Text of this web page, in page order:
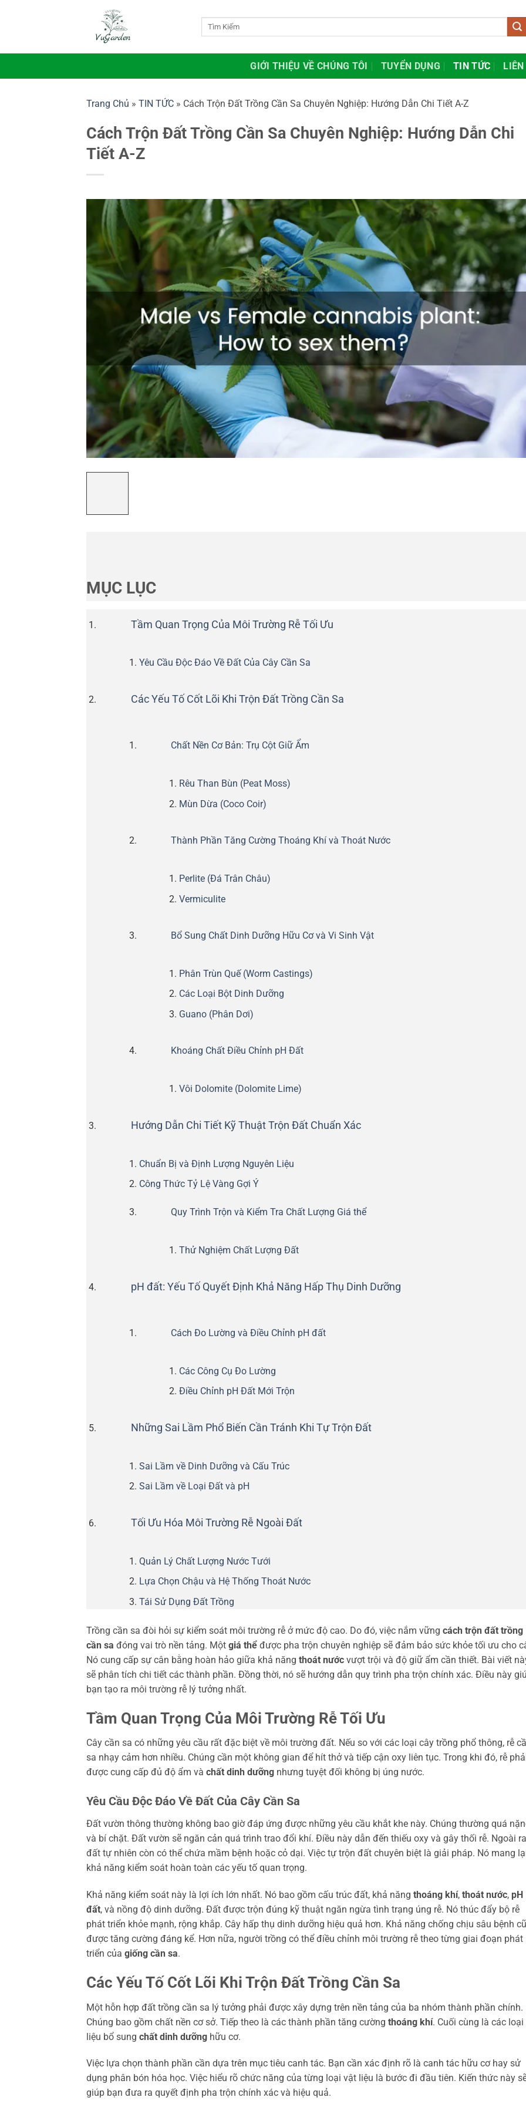
dung
GIỚI THIỆU VỀ CHÚNG TÔI TUYỂN DỤNG TIN TỨC LIÊN
Trang Chủ » TIN TỨC » Cách Trộn Đất Trồng Cần Sa Chuyên Nghiệp: Hướng Dẫn Chi Tiết A-Z
Cách Trộn Đất Trồng Cần Sa Chuyên Nghiệp: Hướng Dẫn Chi
Tiết A-Z
MỤC LỤC
Tầm Quan Trọng Của Môi Trường Rễ Tối Ưu
Yêu Cầu Độc Đáo Về Đất Của Cây Cần Sa
Các Yếu Tố Cốt Lõi Khi Trộn Đất Trồng Cần Sa
Chất Nền Cơ Bản: Trụ Cột Giữ Ẩm
Rêu Than Bùn (Peat Moss)
Mùn Dừa (Coco Coir)
Thành Phần Tăng Cường Thoáng Khí và Thoát Nước
Perlite (Đá Trân Châu)
Vermiculite
Bổ Sung Chất Dinh Dưỡng Hữu Cơ và Vi Sinh Vật
Phân Trùn Quế (Worm Castings)
Các Loại Bột Dinh Dưỡng
Guano (Phân Dơi)
Khoáng Chất Điều Chỉnh pH Đất
Vôi Dolomite (Dolomite Lime)
Hướng Dẫn Chi Tiết Kỹ Thuật Trộn Đất Chuẩn Xác
Chuẩn Bị và Định Lượng Nguyên Liệu
Công Thức Tỷ Lệ Vàng Gợi Ý
Quy Trình Trộn và Kiểm Tra Chất Lượng Giá thể
Thử Nghiệm Chất Lượng Đất
pH đất: Yếu Tố Quyết Định Khả Năng Hấp Thụ Dinh Dưỡng
Cách Đo Lường và Điều Chỉnh pH đất
Các Công Cụ Đo Lường
Điều Chỉnh pH Đất Mới Trộn
Những Sai Lầm Phổ Biến Cần Tránh Khi Tự Trộn Đất
Sai Lầm về Dinh Dưỡng và Cấu Trúc
Sai Lầm về Loại Đất và pH
Tối Ưu Hóa Môi Trường Rễ Ngoài Đất
Quản Lý Chất Lượng Nước Tưới
Lựa Chọn Chậu và Hệ Thống Thoát Nước
Tái Sử Dụng Đất Trồng
Trồng cần sa đòi hỏi sự kiểm soát môi trường rễ ở mức độ cao. Do đó, việc nắm vững cách trộn đất trồng
cần sa đóng vai trò nền tảng. Một giá thể được pha trộn chuyên nghiệp sẽ đảm bảo sức khỏe tối ưu cho
Nó cung cấp sự cân bằng hoàn hảo giữa khả năng thoát nước vượt trội và độ giữ ẩm cần thiết. Bài viết
sẽ phân tích chi tiết các thành phần. Đồng thời, nó sẽ hướng dẫn quy trình pha trộn chính xác. Điều này
bạn tạo ra môi trường rễ lý tưởng nhất.
Tầm Quan Trọng Của Môi Trường Rễ Tối Ưu
Cây cần sa có những yêu cầu rất đặc biệt về môi trường đất. Nếu so với các loại cây trồng phổ thông, rễ
sa nhạy cảm hơn nhiều. Chúng cần một không gian để hít thở và tiếp cận oxy liên tục. Trong khi đó, rễ
được cung cấp đủ độ ẩm và chất dinh dưỡng nhưng tuyệt đối không bị úng nước.
Yêu Cầu Độc Đáo Về Đất Của Cây Cần Sa
Đất vườn thông thường không bao giờ đáp ứng được những yêu cầu khắt khe này. Chúng thường quá
và bí chặt. Đất vườn sẽ ngăn cản quá trình trao đổi khí. Điều này dẫn đến thiếu oxy và gây thối rễ. Ngoài
đất tự nhiên còn có thể chứa mầm bệnh hoặc cỏ dại. Việc tự trộn đất chuyên biệt là giải pháp. Nó mang
khả năng kiểm soát hoàn toàn các yếu tố quan trọng.
Khả năng kiểm soát này là lợi ích lớn nhất. Nó bao gồm cấu trúc đất, khả năng thoáng khí, thoát nước, pH
đất, và nồng độ dinh dưỡng. Đất được trộn đúng kỹ thuật ngăn ngừa tình trạng úng rễ. Nó thúc đẩy bộ rễ
phát triển khỏe mạnh, rộng khắp. Cây hấp thụ dinh dưỡng hiệu quả hơn. Khả năng chống chịu sâu bệnh
được tăng cường đáng kể. Hơn nữa, người trồng có thể điều chỉnh môi trường rễ theo từng giai đoạn phát
triển của giống cần sa.
Các Yếu Tố Cốt Lõi Khi Trộn Đất Trồng Cần Sa
Một hỗn hợp đất trồng cần sa lý tưởng phải được xây dựng trên nền tảng của ba nhóm thành phần chính.
Chúng bao gồm chất nền cơ sở. Tiếp theo là các thành phần tăng cường thoáng khí. Cuối cùng là các loại
liệu bổ sung chất dinh dưỡng hữu cơ.
Việc lựa chọn thành phần cần dựa trên mục tiêu canh tác. Bạn cần xác định rõ là canh tác hữu cơ hay sử
dụng phân bón hóa học. Việc hiểu rõ chức năng của từng loại vật liệu là bước đi đầu tiên. Kiến thức này
giúp bạn đưa ra quyết định pha trộn chính xác và hiệu quả.